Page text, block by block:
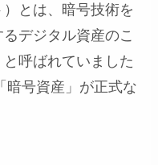
とは、暗号技術を
デジタル資産のこ
呼ばれていました
暗号資産」が正式な